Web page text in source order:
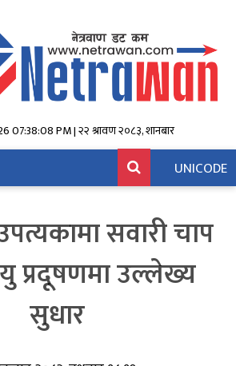
07:38:08 PM | २२ श्रावण २०८३, शनिबार
UNICODE
सवारी चाप
प्रदूषणमा उल्लेख्य
सुधार